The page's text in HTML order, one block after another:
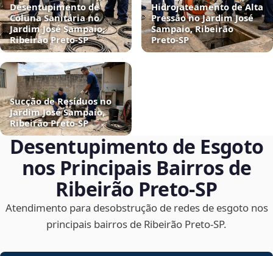
Desentupimento de
Coluna Sanitária no
Jardim José Sampaio,
Ribeirão Preto‑SP
Hidrojateamento de Alta
Pressão no Jardim José
Sampaio, Ribeirão
Preto‑SP
Sucção de Resíduos no
Jardim José Sampaio,
Ribeirão Preto‑SP
Desentupimento de Esgoto
nos Principais Bairros de
Ribeirão Preto‑SP
Atendimento para desobstrução de redes de esgoto nos
principais bairros de Ribeirão Preto‑SP.